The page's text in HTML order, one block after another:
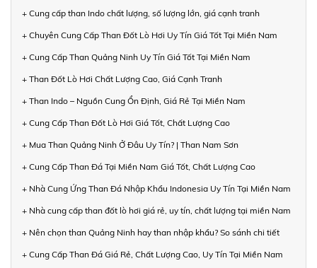
+ Cung cấp than Indo chất lượng, số lượng lớn, giá cạnh tranh
+ Chuyên Cung Cấp Than Đốt Lò Hơi Uy Tín Giá Tốt Tại Miền Nam
+ Cung Cấp Than Quảng Ninh Uy Tín Giá Tốt Tại Miền Nam
+ Than Đốt Lò Hơi Chất Lượng Cao, Giá Cạnh Tranh
+ Than Indo – Nguồn Cung Ổn Định, Giá Rẻ Tại Miền Nam
+ Cung Cấp Than Đốt Lò Hơi Giá Tốt, Chất Lượng Cao
+ Mua Than Quảng Ninh Ở Đâu Uy Tín? | Than Nam Sơn
+ Cung Cấp Than Đá Tại Miền Nam Giá Tốt, Chất Lượng Cao
+ Nhà Cung Ứng Than Đá Nhập Khẩu Indonesia Uy Tín Tại Miền Nam
+ Nhà cung cấp than đốt lò hơi giá rẻ, uy tín, chất lượng tại miền Nam
+ Nên chọn than Quảng Ninh hay than nhập khẩu? So sánh chi tiết
+ Cung Cấp Than Đá Giá Rẻ, Chất Lượng Cao, Uy Tín Tại Miền Nam